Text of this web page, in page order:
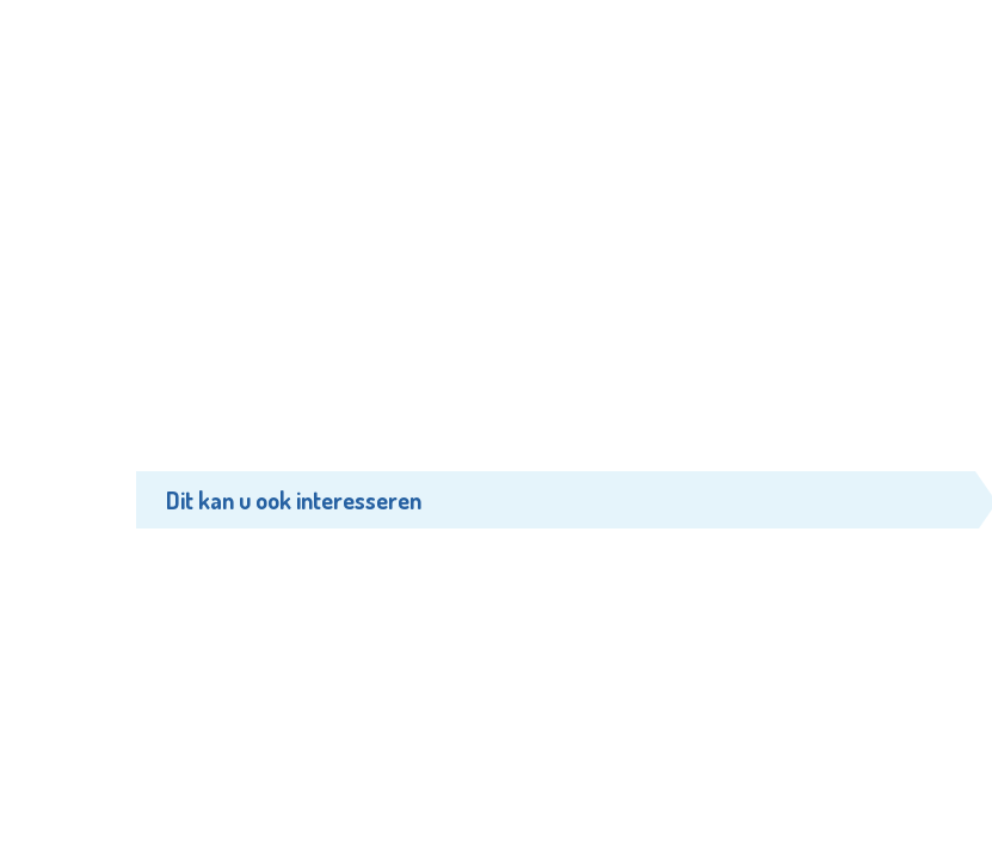
Dit kan u ook interesseren